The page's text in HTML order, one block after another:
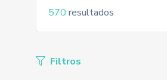
570 resultados
Filtros